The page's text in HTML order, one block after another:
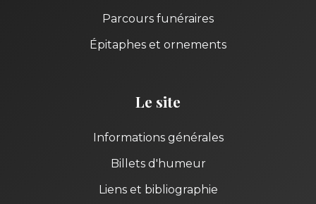
Parcours funéraires
Épitaphes et ornements
Le site
Informations générales
Billets d'humeur
Liens et bibliographie